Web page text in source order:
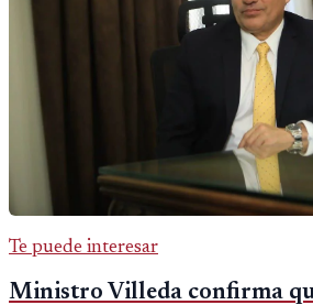
Te puede interesar
Ministro Villeda confirma